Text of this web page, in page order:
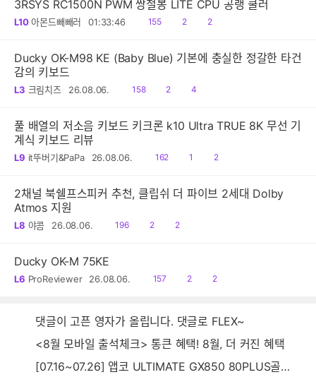
3RSYS RC1500N PWM 쌍철봉 LITE CPU 공랭 쿨러
L10 아몬드빼빼러 01:33:46
읽
155
공
2
댓
2
Ducky OK-M98 KE (Baby Blue) 기본에 충실한 정갈한 타건
감의 키보드
L3 크림치즈 26.08.06.
읽
158
공
2
댓
4
풀 배열의 저소음 키보드 키크론 k10 Ultra TRUE 8K 무선 기
계식 키보드 리뷰
L9 it뚜버기&PaPa 26.08.06.
읽
162
공1
댓
2
2채널 북쉘프스피커 추천, 클립쉬 더 파이브 2세대 Dolby
Atmos 지원
L8 야콤 26.08.06.
읽
196
공
2
댓
2
Ducky OK-M 75KE
L6 ProReviewer 26.08.06.
읽
157
공
2
댓
2
댓글이 고픈 영자가 올립니다. 댓글로 FLEX~
<8월 모바일 출석체크> 통큰 혜택! 8월, 더 커진 혜택
[07.16~07.26] 앱코 ULTIMATE GX850 80PLUS골드 풀모듈러 ATX3.0 블랙